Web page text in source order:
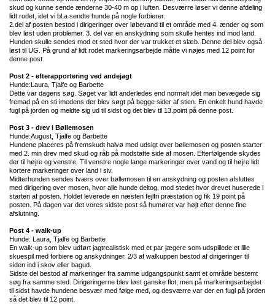
skud og kunne sende ænderne 30-40 m op i luften. Desværre løser vi denne afdeling
lidt rodet, idet vi bl.a sendte hunde på nogle forbierer.
2.del af posten bestod i dirigeringer over løbevand til et område med 4. ænder og som
blev løst uden problemer. 3. del var en anskydning som skulle hentes ind mod land.
Hunden skulle sendes mod et sted hvor der var trukket et slæb. Denne del blev også
løst til UG. På grund af lidt rodet markeringsarbejde måtte vi nøjes med 12 point for
denne post
Post 2 - efterapportering ved andejagt
Hunde:Laura, Tjalfe og Barbette
Dette var dagens søg. Søget var lidt anderledes end normalt idet man bevægede sig
fremad på en sti imedens der blev søgt på begge sider af stien. En enkelt hund havde
fugl på jorden og meldte sig ud til sidst og det blev til 13.point på denne post.
Post 3 - drev i Bøllemosen
Hunde:August, Tjalfe og Barbette
Hundene placeres på fremskudt halvø med udsigt over bøllemosen og posten starter
med 2. min drev med skud og råb på modstatte side af mosen. Efterfølgende skydes
der til højre og venstre. Til venstre nogle lange markeringer over vand og til højre lidt
kortere markeringer over land i siv.
Midterhunden sendes tværs over bøllemosen til en anskydning og posten afsluttes
med dirigering over mosen, hvor alle hunde deltog, mod stedet hvor drevet huserede i
starten af posten. Holdet leverede en næsten fejlfri præstation og fik 19 point på
posten. På dagen var det vores sidste post så humøret var højt efter denne fine
afslutning.
Post 4 - walk-up
Hunde: Laura, Tjalfe og Barbette
En walk-up som blev udført jagtrealistisk med et par jægere som udspillede et lille
skuespil med forbiere og anskydninger. 2/3 af walkuppen bestod af dirigeringer til
siden ind i skov eller bagud.
Sidste del bestod af markeringer fra samme udgangspunkt samt et område bestemt
søg fra samme sted. Dirigeringerne blev løst ganske flot, men på markeringsarbejdet
til sidst havde hundene besvær med følge med, og desværre var der en fugl på jorden
så det blev til 12 point.